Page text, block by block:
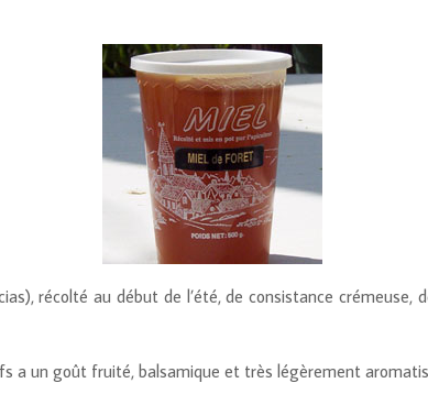
récolté au début de l’été, de consistance
a un goût fruité, balsamique et très légèrement